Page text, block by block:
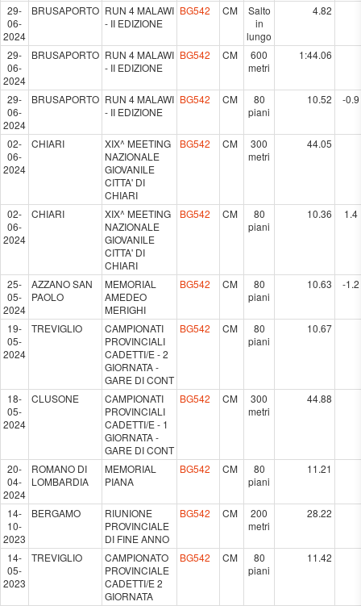
29-
06-
2024
BRUSAPORTO RUN 4 MALAWI
- II EDIZIONE
BG542 CM
Salto
in
lungo
4.82
29-
06-
2024
BRUSAPORTO RUN 4 MALAWI
- II EDIZIONE
BG542 CM
600
metri
1:44.06
29-
06-
2024
BRUSAPORTO RUN 4 MALAWI
- II EDIZIONE
BG542 CM
80
piani
10.52 -0.9
02-
06-
2024
CHIARI
XIX^ MEETING
NAZIONALE
GIOVANILE
CITTA' DI
CHIARI
BG542 CM
300
metri
44.05
02-
06-
2024
CHIARI
XIX^ MEETING
NAZIONALE
GIOVANILE
CITTA' DI
CHIARI
BG542 CM
80
piani
10.36 1.4
25-
05-
2024
AZZANO SAN
PAOLO
MEMORIAL
AMEDEO
MERIGHI
BG542 CM
80
piani
10.63 -1.2
19-
05-
2024
TREVIGLIO
CAMPIONATI
PROVINCIALI
CADETTI/E - 2
GIORNATA -
GARE DI CONT
BG542 CM
80
piani
10.67
18-
05-
2024
CLUSONE
CAMPIONATI
PROVINCIALI
CADETTI/E - 1
GIORNATA -
GARE DI CONT
BG542 CM
300
metri
44.88
20-
04-
2024
ROMANO DI
LOMBARDIA
MEMORIAL
PIANA
BG542 CM
80
piani
11.21
14-
10-
2023
BERGAMO
RIUNIONE
PROVINCIALE
DI FINE ANNO
BG542 CM
200
metri
28.22
14-
05-
2023
TREVIGLIO
CAMPIONATO
PROVINCIALE
CADETTI/E 2
GIORNATA
BG542 CM
80
piani
11.42